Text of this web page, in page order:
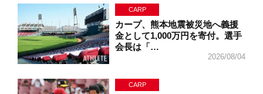
CARP
カープ、熊本地震被災地へ義援
金として1,000万円を寄付。選手
会長は「…
2026/08/04
CARP